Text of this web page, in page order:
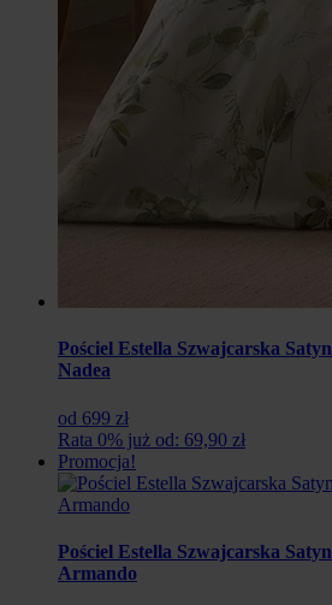
Pościel Estella Szwajcarska
Nadea
od 699 zł
Rata 0% już od: 69,90 zł
Promocja!
Pościel Estella Szwajcarska
Armando